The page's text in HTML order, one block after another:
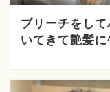
ブリーチをし
いてきて艶髪